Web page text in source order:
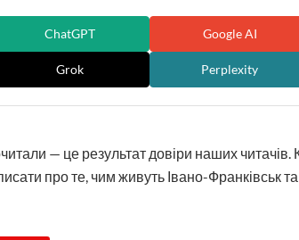
ChatGPT Google AI
Grok Perplexity
— це результат довіри наших читачів.
про те, чим живуть Івано-Франківськ та